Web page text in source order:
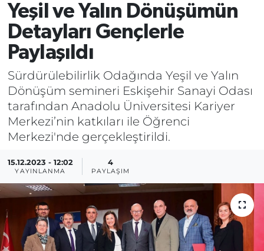
Yeşil ve Yalın Dönüşümün
Detayları Gençlerle
Paylaşıldı
Sürdürülebilirlik Odağında Yeşil ve Yalın
Dönüşüm semineri Eskişehir Sanayi Odası
tarafından Anadolu Üniversitesi Kariyer
Merkezi’nin katkıları ile Öğrenci
Merkezi'nde gerçekleştirildi.
15.12.2023 - 12:02
YAYINLANMA
4
PAYLAŞIM